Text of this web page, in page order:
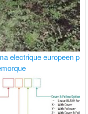
electrique europeen p